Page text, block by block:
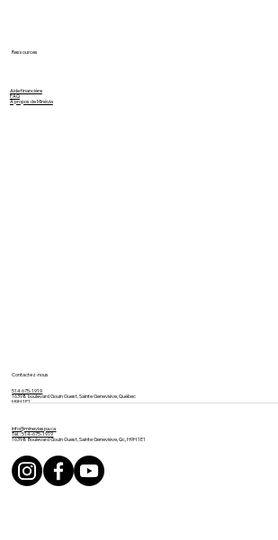
Ressources
Aide financière
FAQ
À propos de Minévia
Contactez-nous
514 675-1919
16398 boulevard Gouin Ouest, Sainte Geneviève, Québec
H9H 1E1
info@mineviaspa.ca
Tél. : 514-675-1919
16398 Boulevard Gouin Ouest, Sainte Geneviève, Qc, H9H 1E1